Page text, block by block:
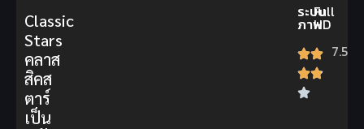
ระบบ
ภาพ
Full
HD
7.5
Classic
Stars
คลาส
สิคส
ตาร์
เป็น